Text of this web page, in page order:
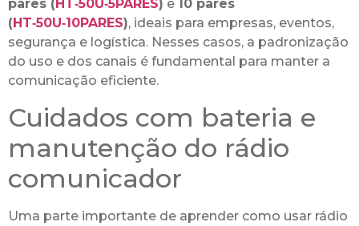
pares (HT‑50U‑5PARES) e 10 pares
(HT‑50U‑10PARES), ideais para empresas, eventos,
segurança e logística. Nesses casos, a padronização
do uso e dos canais é fundamental para manter a
comunicação eficiente.
Cuidados com bateria e
manutenção do rádio
comunicador
Uma parte importante de aprender como usar rádio